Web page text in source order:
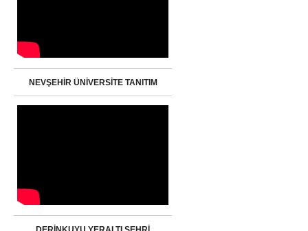
NEVŞEHİR ÜNİVERSİTE TANITIM